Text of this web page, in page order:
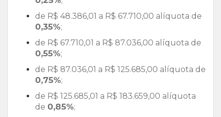
de R$ 48.386,01 a R$ 67.710,00 alíquota de
0,35%;
de R$ 67.710,01 a R$ 87.036,00 alíquota de
0,55%;
de R$ 87.036,01 a R$ 125.685,00 alíquota de
0,75%;
de R$ 125.685,01 a R$ 183.659,00 alíquota
de 0,85%;